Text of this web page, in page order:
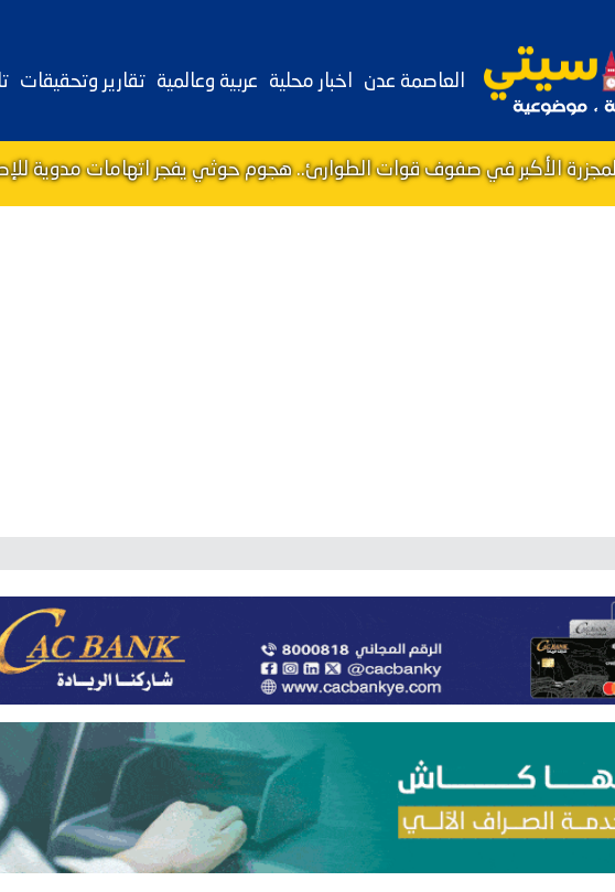
العاصمة عدن اخبار محلية عربية وعالمية تقارير وتحقيقات
المجزرة الأكبر في صفوف قوات الطوارئ.. هجوم حوثي يفجر اتهامات مدوية